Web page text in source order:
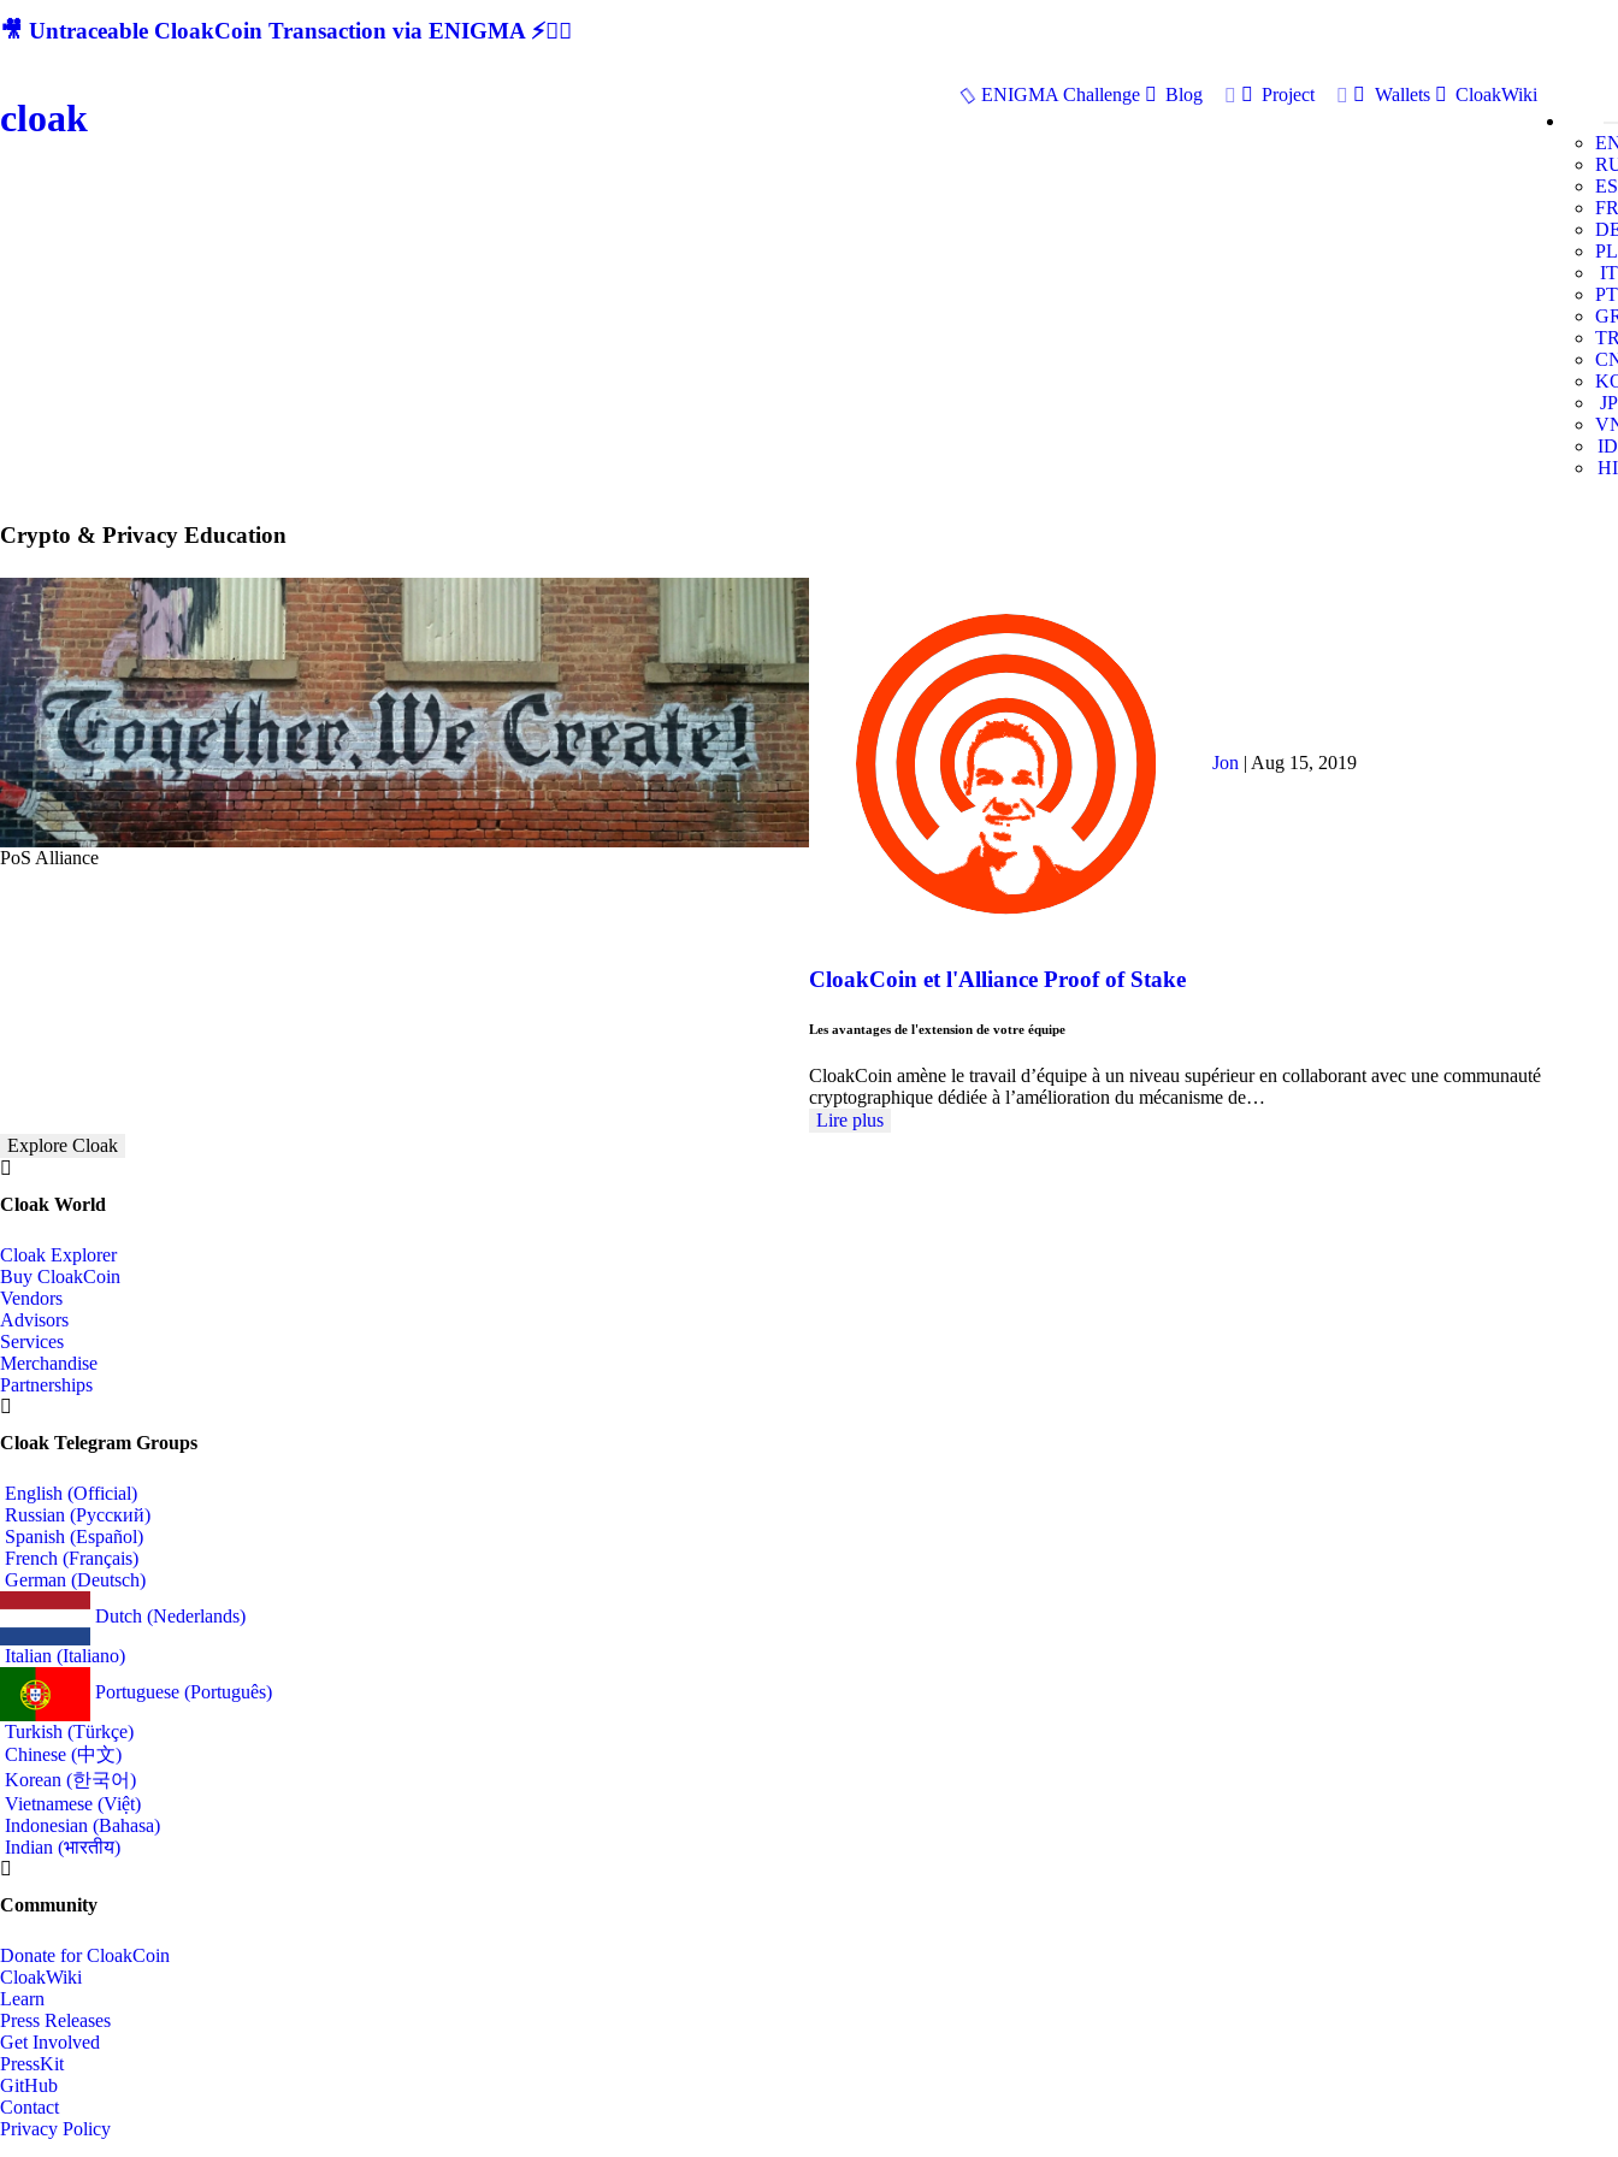
🎥 Untraceable CloakCoin Transaction via ENIGMA ⚡🕵‍♂
cloak
ENIGMA Challenge Blog Project Wallets
CloakWiki
ES
FR
PL
IT
PT
JP
ID
HI
Crypto & Privacy Education
PoS Alliance
Jon | Aug 15, 2019
CloakCoin et l'Alliance Proof of Stake
Les avantages de l'extension de votre équipe
CloakCoin amène le travail d’équipe à un niveau supérieur en collaborant avec une communauté
cryptographique dédiée à l’amélioration du mécanisme de…
Lire plus
Explore Cloak
Cloak World
Cloak Explorer
Buy CloakCoin
Vendors
Advisors
Services
Merchandise
Partnerships
Cloak Telegram Groups
English (Official)
Russian (Русский)
Spanish (Español)
French (Français)
German (Deutsch)
Dutch (Nederlands)
Italian (Italiano)
Portuguese (Português)
Turkish (Türkçe)
Chinese (中文)
Korean (한국어)
Vietnamese (Việt)
Indonesian (Bahasa)
Indian (भारतीय)
Community
Donate for CloakCoin
CloakWiki
Learn
Press Releases
Get Involved
PressKit
GitHub
Contact
Privacy Policy